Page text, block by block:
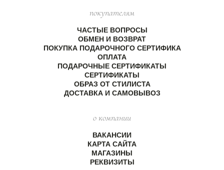
покупателям
ЧАСТЫЕ ВОПРОСЫ
ОБМЕН И ВОЗВРАТ
ПОКУПКА ПОДАРОЧНОГО СЕРТИФИКА
ОПЛАТА
ПОДАРОЧНЫЕ СЕРТИФИКАТЫ
СЕРТИФИКАТЫ
ОБРАЗ ОТ СТИЛИСТА
ДОСТАВКА И САМОВЫВОЗ
о компании
ВАКАНСИИ
КАРТА САЙТА
МАГАЗИНЫ
РЕКВИЗИТЫ